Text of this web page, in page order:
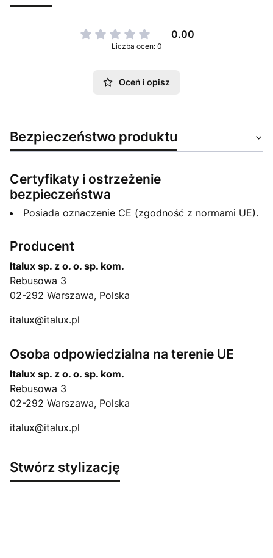
0.00
Liczba ocen: 0
Oceń i opisz
Bezpieczeństwo produktu
Certyfikaty i ostrzeżenie
bezpieczeństwa
Posiada oznaczenie CE (zgodność z normami UE).
Producent
Italux sp. z o. o. sp. kom.
Rebusowa 3
02-292 Warszawa, Polska
italux@italux.pl
Osoba odpowiedzialna na terenie UE
Italux sp. z o. o. sp. kom.
Rebusowa 3
02-292 Warszawa, Polska
italux@italux.pl
Stwórz stylizację